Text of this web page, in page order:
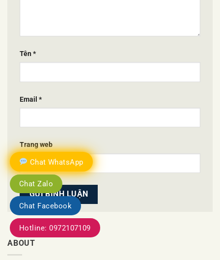
Chat WhatsApp
Chat Zalo
Chat Facebook
Hotline: 0972107109
Tên *
Email *
Trang web
ABOUT